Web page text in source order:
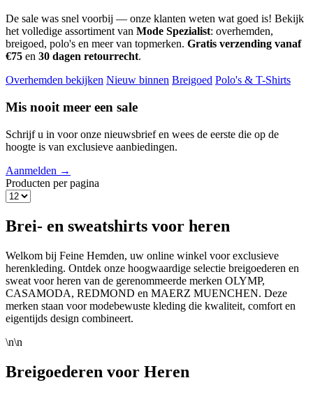
De sale was snel voorbij — onze klanten weten wat goed is! Bekijk
het volledige assortiment van Mode Spezialist: overhemden,
breigoed, polo's en meer van topmerken. Gratis verzending vanaf
€75 en 30 dagen retourrecht.
Overhemden bekijken Nieuw binnen Breigoed Polo's & T-Shirts
Mis nooit meer een sale
Schrijf u in voor onze nieuwsbrief en wees de eerste die op de
hoogte is van exclusieve aanbiedingen.
Aanmelden →
Producten per pagina
Brei- en sweatshirts voor heren
Welkom bij Feine Hemden, uw online winkel voor exclusieve
herenkleding. Ontdek onze hoogwaardige selectie breigoederen en
sweat voor heren van de gerenommeerde merken OLYMP,
CASAMODA, REDMOND en MAERZ MUENCHEN. Deze
merken staan voor modebewuste kleding die kwaliteit, comfort en
eigentijds design combineert.
\n\n
Breigoederen voor Heren